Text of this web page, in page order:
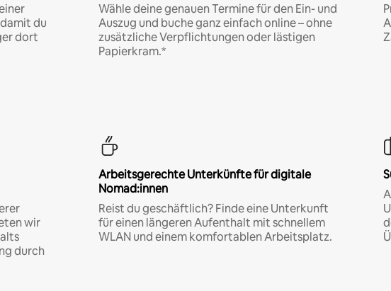
du
dort
Wähle deine genauen Termine für den Ein- und
Auszug und buche ganz einfach online – ohne
zusätzliche Verpflichtungen oder lästigen
Papierkram.*
wir
durch
Arbeitsgerechte Unterkünfte für digitale
Nomad:innen
Reist du geschäftlich? Finde eine Unterkunft
für einen längeren Aufenthalt mit schnellem
WLAN und einem komfortablen Arbeitsplatz.